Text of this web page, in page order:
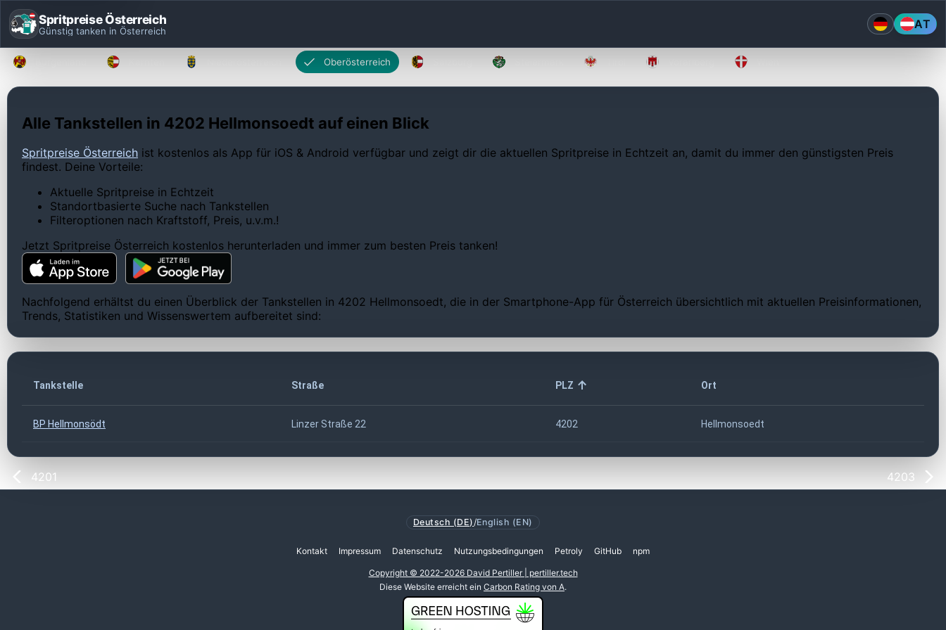
Spritpreise Österreich
Günstig tanken in Österreich AT
Oberösterreich
Alle Tankstellen in 4202 Hellmonsoedt auf einen Blick
Spritpreise Österreich ist kostenlos als App für iOS & Android verfügbar und zeigt dir die aktuellen Spritpreise in Echtzeit an, damit du immer den günstigsten Preis
findest. Deine Vorteile:
Aktuelle Spritpreise in Echtzeit
Standortbasierte Suche nach Tankstellen
Filteroptionen nach Kraftstoff, Preis, u.v.m.!
Jetzt Spritpreise Österreich kostenlos herunterladen und immer zum besten Preis tanken!
Nachfolgend erhältst du einen Überblick der Tankstellen in 4202 Hellmonsoedt, die in der Smartphone-App für Österreich übersichtlich mit aktuellen Preisinformationen,
Trends, Statistiken und Wissenswertem aufbereitet sind:
Tankstelle Straße PLZ Ort
BP Hellmonsödt Linzer Straße 22 4202 Hellmonsoedt
4201 4203
Deutsch (DE) /English (EN)
Kontakt Impressum Datenschutz Nutzungsbedingungen Petroly GitHub npm
Copyright © 2022-2026 David Pertiller | pertiller.tech
Diese Website erreicht ein Carbon Rating von A.